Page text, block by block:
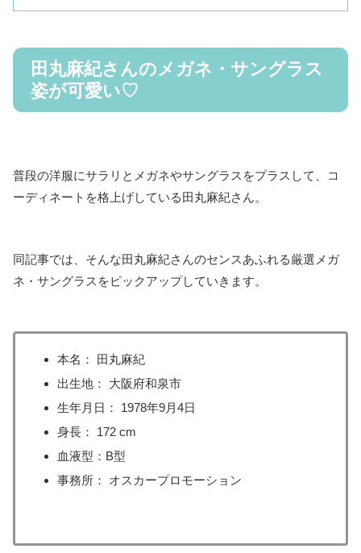
田丸麻紀さんのメガネ・サングラス
姿が可愛い♡
普段の洋服にサラリとメガネやサングラスをプラスして、コ
ーディネートを格上げしている田丸麻紀さん。
同記事では、そんな田丸麻紀さんのセンスあふれる厳選メガ
ネ・サングラスをピックアップしていきます。
本名： 田丸麻紀
出生地： 大阪府和泉市
生年月日： 1978年9月4日
身長： 172 cm
血液型：B型
事務所： オスカープロモーション